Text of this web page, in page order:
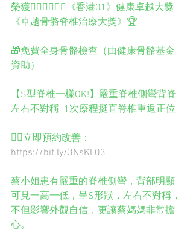
榮獲👨🏻‍⚕️👩🏻‍⚕️️️《香港01》健康卓越大獎
《卓越骨骼脊椎治療大獎》🏆
🎁免費全身骨骼檢查（由健康骨骼基金
資助）
【S型脊椎一樣OK!】嚴重脊椎側彎背脊
左右不對稱  1次療程挺直脊椎重返正位
👉🏻立即預約改善：
https://bit.ly/3NsKL03
蔡小姐患有嚴重的脊椎側彎，背部明顯
可見一高一低，呈S形狀，左右不對稱，
不但影響外觀自信，更讓蔡媽媽非常擔
心。